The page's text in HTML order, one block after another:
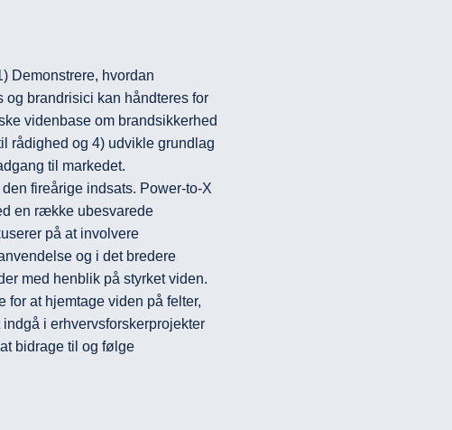
Demonstrere, hvordan
brandrisici kan håndteres for
videnbase om brandsikkerhed
rådighed og 4) udvikle grundlag
til markedet.
fireårige indsats. Power-to-X
en række ubesvarede
på at involvere
og i det bredere
med henblik på styrket viden.
for at hjemtage viden på felter,
i erhvervsforskerprojekter
bidrage til og følge